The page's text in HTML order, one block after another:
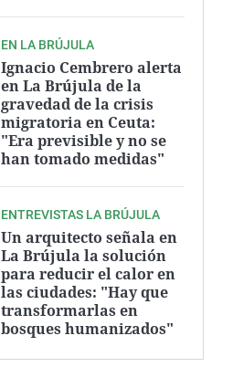
EN LA BRÚJULA
Ignacio Cembrero alerta
en La Brújula de la
gravedad de la crisis
migratoria en Ceuta:
"Era previsible y no se
han tomado medidas"
ENTREVISTAS LA BRÚJULA
Un arquitecto señala en
La Brújula la solución
para reducir el calor en
las ciudades: "Hay que
transformarlas en
bosques humanizados"